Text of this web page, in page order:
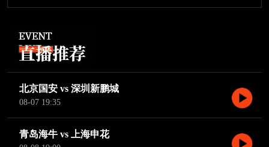
北京国安 vs 深圳新鹏城
08-07 19:35
青岛海牛 vs 上海申花